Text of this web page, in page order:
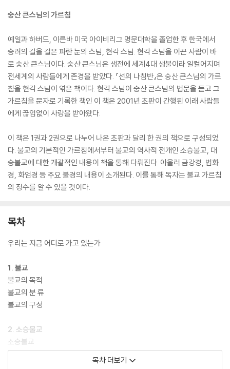
숭산 큰스님의 가르침
예일과 하버드, 이른바 미국 아이비리그 명문대학을 졸업한 후 한국에서
승려의 길을 걸은 파란 눈의 스님, 현각 스님. 현각 스님을 이끈 사람이 바
로 숭산 큰스님이다. 숭산 큰스님은 생전에 세계4대 생불이라 일컬어지며
전세계의 사람들에게 존경을 받았다. 『선의 나침반』은 숭산 큰스님의 가르
침을 현각 스님이 엮은 책이다. 현각 스님이 숭산 큰스님의 법문을 듣고 그
가르침을 문자로 기록한 책인 이 책은 2001년 초판이 간행된 이래 사람들
에게 끊임없이 사랑을 받아왔다.
이 책은 1권과 2권으로 나누어 나온 초판과 달리 한 권의 책으로 구성되었
다. 불교의 기본적인 가르침에서부터 불교의 역사적 전개인 소승불교, 대
승불교에 대한 개괄적인 내용이 책을 통해 다뤄진다. 아울러 금강경, 법화
경, 화엄경 등 주요 불경의 내용이 소개된다. 이를 통해 독자는 불교 가르침
의 정수를 알 수 있을 것이다.
목차
우리는 지금 어디로 가고 있는가
1. 불교
불교의 목적
불교의 분 류
불교의 구성
2. 소승불교
소승불교
무상관
목차 더보기